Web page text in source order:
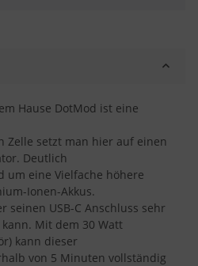
Hause DotMod ist eine
Zelle setzt man hier auf einen
Deutlich
um eine Vielfache höhere
Ionen-Akkus.
seinen USB-C Anschluss sehr
Mit dem 30 Watt
kann dieser
von 5 Minuten vollständig